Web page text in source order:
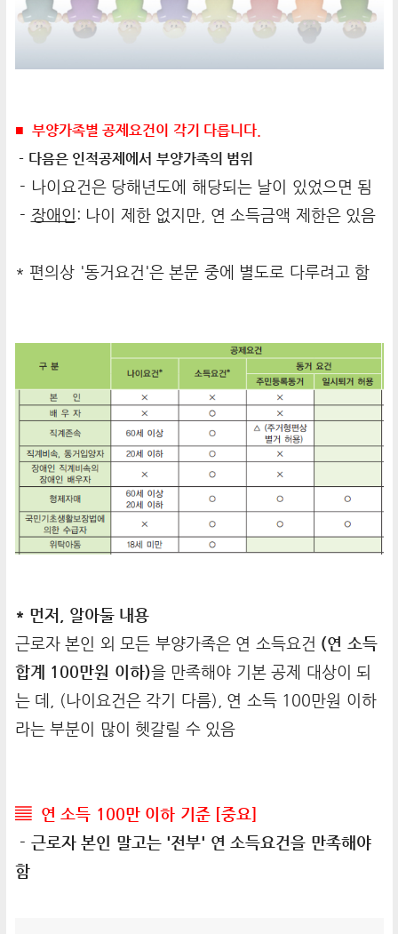
■ 부양가족별 공제요건이 각기 다릅니다.
- 다음은 인적공제에서 부양가족의 범위
- 나이요건은 당해년도에 해당되는 날이 있었으면 됨
- 장애인 : 나이 제한 없지만, 연 소득금액 제한은 있음
* 편의상 '동거요건'은 본문 중에 별도로 다루려고 함
* 먼저, 알아둘 내용
근로자 본인 외 모든 부양가족은 연 소득요건 (연 소득
합계 100만원 이하)을 만족해야 기본 공제 대상이 되
는 데, (나이요건은 각기 다름), 연 소득 100만원 이하
라는 부분이 많이 헷갈릴 수 있음
▤ 연 소득 100만 이하 기준 [중요]
- 근로자 본인 말고는 '전부' 연 소득요건을 만족해야
함